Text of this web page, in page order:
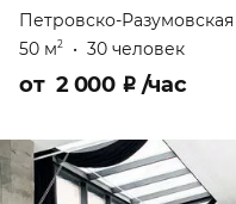
Петровско-
50 м2 • 30 человек
от 2 000 ₽ /час